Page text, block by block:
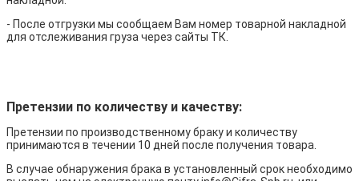
- После отгрузки мы сообщаем Вам номер товарной накладной
для отслеживания груза через сайты ТК.
Претензии по количеству и качеству:
Претензии по производственному браку и количеству
принимаются в течении 10 дней после получения товара.
В случае обнаружения брака в установленный срок необходимо